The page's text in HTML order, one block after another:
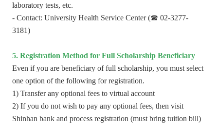
laboratory tests, etc.
- Contact: University Health Service Center (☎ 02-3277-
3181)
5. Registration Method for Full Scholarship Beneficiary
Even if you are beneficiary of full scholarship, you must select
one option of the following for registration.
1) Transfer any optional fees to virtual account
2) If you do not wish to pay any optional fees, then visit
Shinhan bank and process registration (must bring tuition bill)